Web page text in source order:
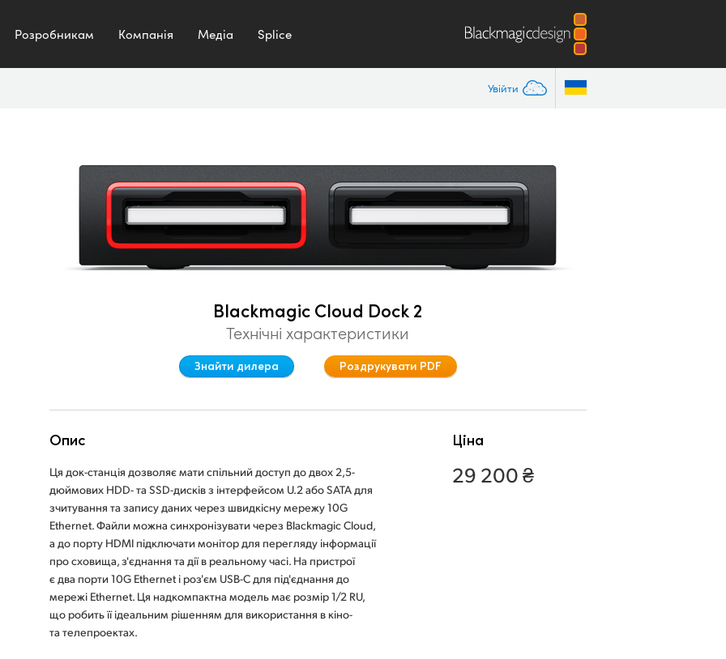
Розробникам Компанія Медіа Splice
Увійти
Blackmagic Cloud Dock 2
Технічні характеристики
Знайти дилера Роздрукувати PDF
Опис
Ця док-станція дозволяє мати спільний доступ до двох 2,5-
дюймових HDD- та SSD-дисків з інтерфейсом U.2 або SATA для
зчитування та запису даних через швидкісну мережу 10G
Ethernet. Файли можна синхронізувати через Blackmagic Cloud,
а до порту HDMI підключати монітор для перегляду інформації
про сховища, з'єднання та дії в реальному часі. На пристрої
є два порти 10G Ethernet і роз'єм USB-C для під'єднання до
мережі Ethernet. Ця надкомпактна модель має розмір 1/2 RU,
що робить її ідеальним рішенням для використання в кіно-
та телепроектах.
Ціна
29 200 ₴